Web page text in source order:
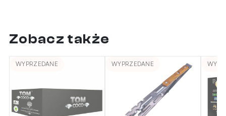
Zobacz także
WYPRZEDANE WYPRZEDANE